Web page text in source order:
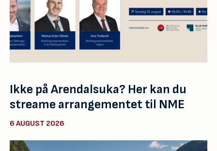
Ikke på Arendalsuka? Her kan du
streame arrangementet til NME
6 AUGUST 2026